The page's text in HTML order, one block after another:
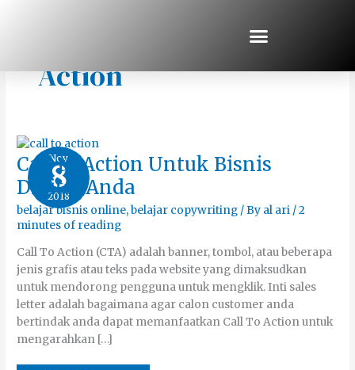
Action
Nov
8
2018
Call to Action Untuk Bisnis
Digital Anda
belajar bisnis online,belajar copywriting / By al ari /2
minutes of reading
Call To Action (CTA) adalah banner, tombol, atau beberapa
jenis grafis atau teks pada website yang dimaksudkan
untuk mendorong pengguna untuk mengklik. Inti sales
letter adalah bagaimana agar calon customer anda
bertindak anda dapat memanfaatkan Call To Action untuk
mengarahkan […]
Call
to
Action
Untuk
Bisnis
Digital
Anda